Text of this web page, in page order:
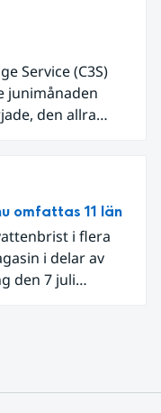
rikliga
Service (C3S)
junimånaden
den allra
det den allra
stor del av en
Världshavens
som
ligger i fas med
omfattas 11 län
i flera
i delar av
den 7 juli